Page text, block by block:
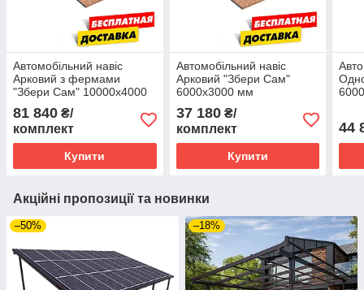
Автомобільний навіс
Арковий з фермами
"Збери Сам" 10000х4000
81 840 ₴/
комплект
Купити
Автомобільний навіс
Арковий "Збери Сам"
6000х3000 мм
37 180₴/
комплект
Купити
44
Акційні пропозиції та новинки
–50% –18%